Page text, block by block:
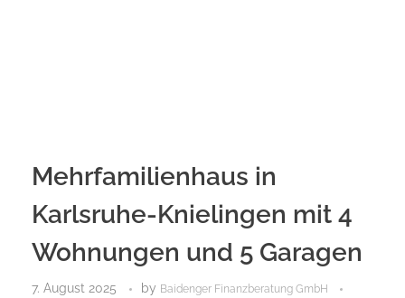
Mehrfamilienhaus in
Karlsruhe-Knielingen mit 4
Wohnungen und 5 Garagen
7. August 2025 by Baidenger Finanzberatung GmbH